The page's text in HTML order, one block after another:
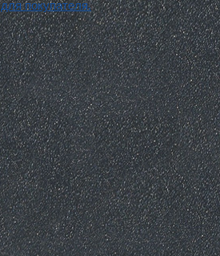
для покупателя.